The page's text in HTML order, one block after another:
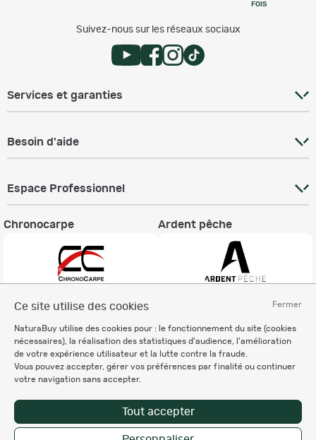
Fermer
Ce site utilise des cookies
NaturaBuy utilise des cookies pour : le fonctionnement du site (cookies
nécessaires), la réalisation des statistiques d'audience, l'amélioration
de votre expérience utilisateur et la lutte contre la fraude.
Vous pouvez accepter, gérer vos préférences par finalité ou continuer
votre navigation sans accepter.
Tout accepter
FOIS
Suivez-nous sur les réseaux sociaux
Services et garanties
Besoin d'aide
Espace Professionnel
Chronocarpe Ardent pêche
Charte éthique
Mentions légales
Règlement & Conditions d'utilisation
Politique de protection
des données personnelles
Personnalisation des cookies